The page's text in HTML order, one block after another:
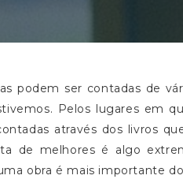
podem ser contadas de
Pelos lugares em
através dos livros
de melhores é algo
obra é mais importante